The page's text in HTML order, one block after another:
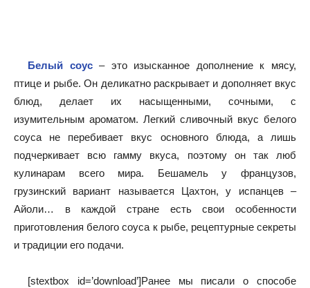
Белый соус– это изысканное дополнение к мясу,
птице и рыбе. Он деликатно раскрывает и дополняет вкус
блюд, делает их насыщенными, сочными, с
изумительным ароматом. Легкий сливочный вкус белого
соуса не перебивает вкус основного блюда, а лишь
подчеркивает всю гамму вкуса, поэтому он так люб
кулинарам всего мира. Бешамель у французов,
грузинский вариант называется Цахтон, у испанцев –
Айоли… в каждой стране есть свои особенности
приготовления белого соуса к рыбе, рецептурные секреты
и традиции его подачи.
[stextbox id=’download’]Ранее мы писали о способе